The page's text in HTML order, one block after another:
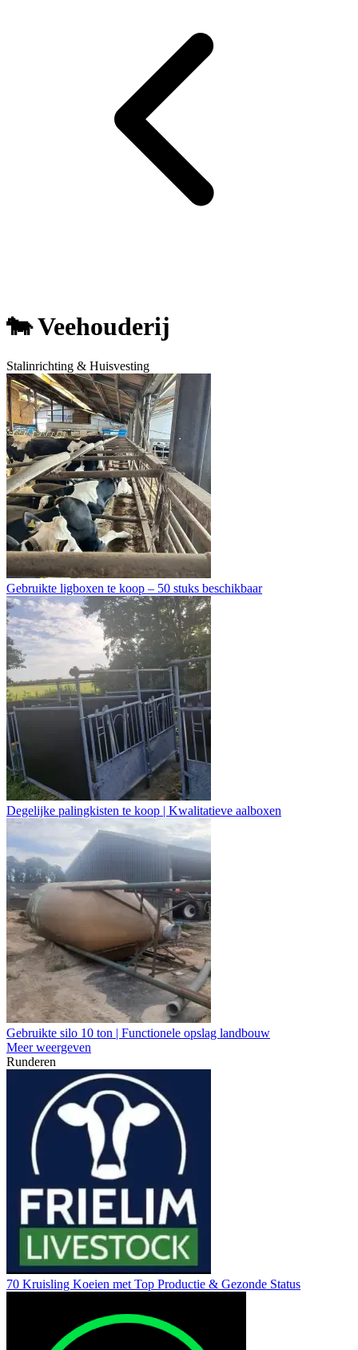
🐄 Veehouderij
Stalinrichting & Huisvesting
Gebruikte ligboxen te koop – 50 stuks beschikbaar
Degelijke palingkisten te koop | Kwalitatieve aalboxen
Gebruikte silo 10 ton | Functionele opslag landbouw
Meer weergeven
Runderen
70 Kruisling Koeien met Top Productie & Gezonde Status